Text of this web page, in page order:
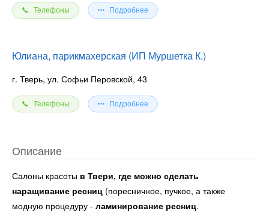
Телефоны Подробнее
Юлиана, парикмахерская (ИП Муршетка К.)
г. Тверь, ул. Софьи Перовской, 43
Телефоны Подробнее
Описание
Салоны красоты в Твери, где можно сделать
наращивание ресниц (поресничное, пучкое, а также
модную процедуру - ламинирование ресниц.